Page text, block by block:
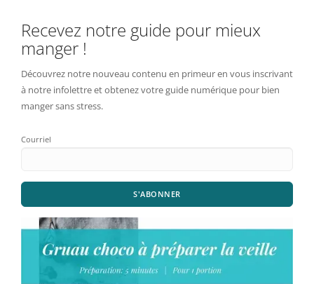
Recevez notre guide pour mieux
manger !
Découvrez notre nouveau contenu en primeur en vous inscrivant
à notre infolettre et obtenez votre guide numérique pour bien
manger sans stress.
Courriel
S'ABONNER